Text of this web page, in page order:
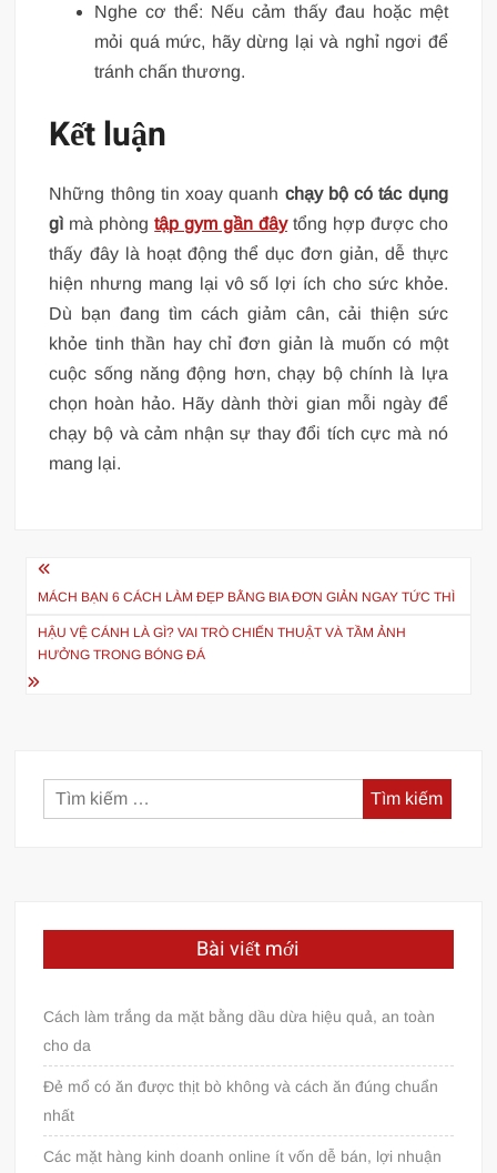
Nghe cơ thể: Nếu cảm thấy đau hoặc mệt
mỏi quá mức, hãy dừng lại và nghỉ ngơi để
tránh chấn thương.
Kết luận
Những thông tin xoay quanh chạy bộ có tác dụng
gì mà phòngtập gym gần đâytổng hợp được cho
thấy đây là hoạt động thể dục đơn giản, dễ thực
hiện nhưng mang lại vô số lợi ích cho sức khỏe.
Dù bạn đang tìm cách giảm cân, cải thiện sức
khỏe tinh thần hay chỉ đơn giản là muốn có một
cuộc sống năng động hơn, chạy bộ chính là lựa
chọn hoàn hảo. Hãy dành thời gian mỗi ngày để
chạy bộ và cảm nhận sự thay đổi tích cực mà nó
mang lại.
Điều
hướng
bài
viết
MÁCH BẠN 6 CÁCH LÀM ĐẸP BẰNG BIA ĐƠN GIẢN NGAY TỨC THÌ
HẬU VỆ CÁNH LÀ GÌ? VAI TRÒ CHIẾN THUẬT VÀ TẦM ẢNH
HƯỞNG TRONG BÓNG ĐÁ
Tìm
kiếm
Bài viết mới
Cách làm trắng da mặt bằng dầu dừa hiệu quả, an toàn
cho da
Đẻ mổ có ăn được thịt bò không và cách ăn đúng chuẩn
nhất
Các mặt hàng kinh doanh online ít vốn dễ bán, lợi nhuận